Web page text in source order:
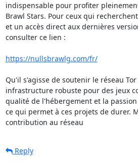
indispensable pour profiter
Brawl Stars. Pour ceux qui
et un accès direct aux dernières
consulter ce lien :
https://nullsbrawlg.com/fr/
Qu'il s'agisse de soutenir le réseau
infrastructure robuste pour des jeux
qualité de l'hébergement et la
ce qui permet à ces projets de durer.
contribution au réseau
Reply